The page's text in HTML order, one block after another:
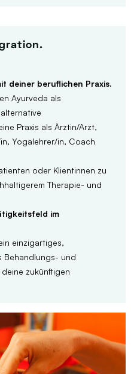
deiner beruflichen Praxis.
Ayurveda als
Praxis als Ärztin/Arzt,
Yogalehrer/in, Coach
oder Klientinnen zu
Therapie- und
im
einzigartiges,
Behandlungs- und
zukünftigen